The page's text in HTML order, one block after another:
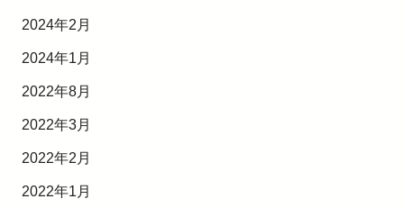
2024年2月
2024年1月
2022年8月
2022年3月
2022年2月
2022年1月